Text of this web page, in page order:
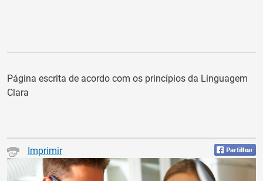
Página escrita de acordo com os princípios da Linguagem
Clara
Imprimir